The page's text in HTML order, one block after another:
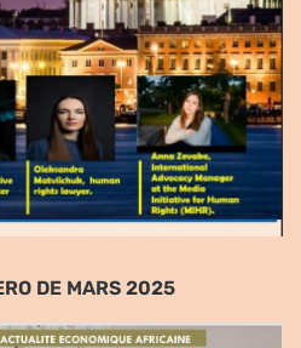
DE MARS 2025